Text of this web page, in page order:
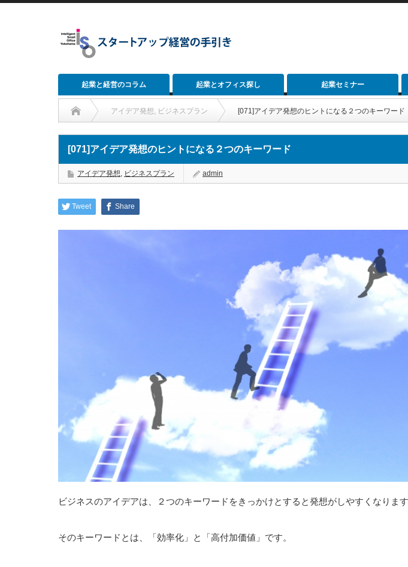
起業と経営のコラム 起業とオフィス探し 起業セミナー
アイデア発想, ビジネスプラン [071]アイデア発想のヒントになる２つのキーワード
[071]アイデア発想のヒントになる２つのキーワード
アイデア発想, ビジネスプラン admin
Tweet Share
ビジネスのアイデアは、２つのキーワードをきっかけとすると発想がしやすくなります
そのキーワードとは、「効率化」と「高付加価値」です。